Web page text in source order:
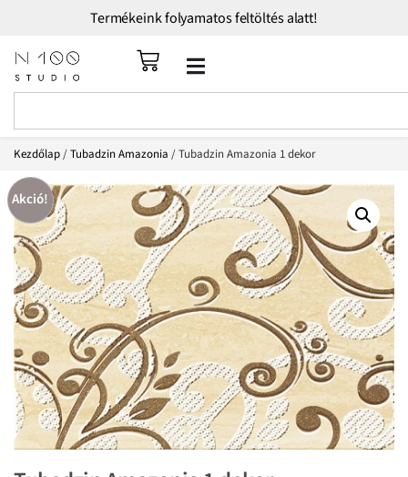
Termékeink folyamatos feltöltés alatt!
Kezdőlap/Tubadzin Amazonia / Tubadzin Amazonia 1 dekor
Akció!